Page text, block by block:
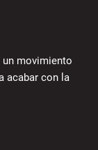
un movimiento
acabar con la